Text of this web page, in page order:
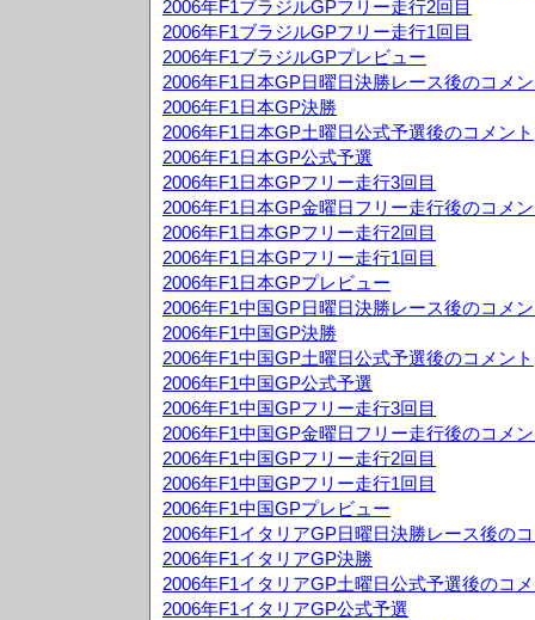
2006年F1ブラジルGPフリー走行2回目
2006年F1ブラジルGPフリー走行1回目
2006年F1ブラジルGPプレビュー
2006年F1日本GP日曜日決勝レース後のコメ
2006年F1日本GP決勝
2006年F1日本GP土曜日公式予選後のコメント
2006年F1日本GP公式予選
2006年F1日本GPフリー走行3回目
2006年F1日本GP金曜日フリー走行後のコメ
2006年F1日本GPフリー走行2回目
2006年F1日本GPフリー走行1回目
2006年F1日本GPプレビュー
2006年F1中国GP日曜日決勝レース後のコメ
2006年F1中国GP決勝
2006年F1中国GP土曜日公式予選後のコメント
2006年F1中国GP公式予選
2006年F1中国GPフリー走行3回目
2006年F1中国GP金曜日フリー走行後のコメ
2006年F1中国GPフリー走行2回目
2006年F1中国GPフリー走行1回目
2006年F1中国GPプレビュー
2006年F1イタリアGP日曜日決勝レース後の
2006年F1イタリアGP決勝
2006年F1イタリアGP土曜日公式予選後のコ
2006年F1イタリアGP公式予選